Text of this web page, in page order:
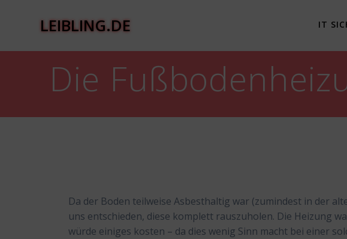
LEIBLING.DE IT
Die
Da der Boden teilweise Asbesthaltig war (zumindest in der
uns entschieden, diese komplett rauszuholen. Die Heizung
würde einiges kosten – da dies wenig Sinn macht bei einer